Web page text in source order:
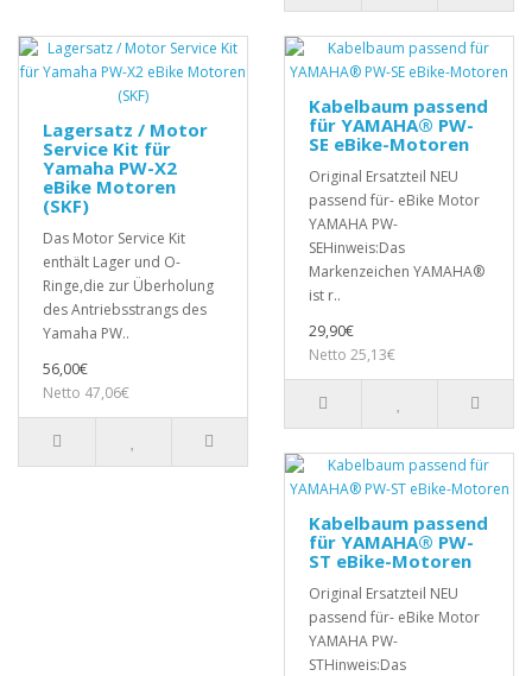
Lagersatz / Motor
Service Kit für
Yamaha PW-X2
eBike Motoren
(SKF)
Das Motor Service Kit
enthält Lager und O-
Ringe,die zur Überholung
des Antriebsstrangs des
Yamaha PW..
56,00€
Netto 47,06€
Kabelbaum passend
für YAMAHA® PW-
SE eBike-Motoren
Original Ersatzteil NEU
passend für- eBike Motor
YAMAHA PW-
SEHinweis:Das
Markenzeichen YAMAHA®
ist r..
29,90€
Netto 25,13€
Kabelbaum passend
für YAMAHA® PW-
ST eBike-Motoren
Original Ersatzteil NEU
passend für- eBike Motor
YAMAHA PW-
STHinweis:Das